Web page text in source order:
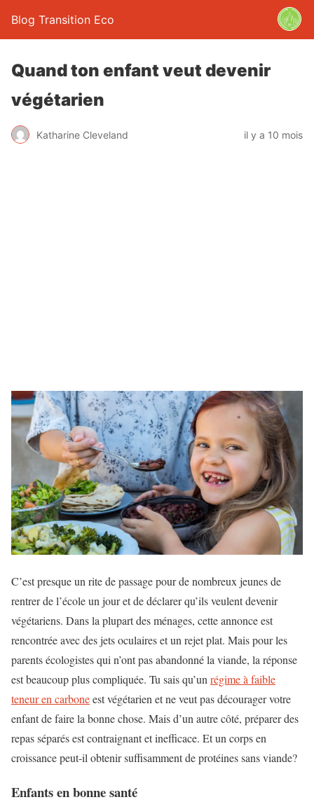
Blog Transition Eco
Quand ton enfant veut devenir
végétarien
Katharine Cleveland il y a 10 mois
C’est presque un rite de passage pour de nombreux jeunes de
rentrer de l’école un jour et de déclarer qu’ils veulent devenir
végétariens. Dans la plupart des ménages, cette annonce est
rencontrée avec des jets oculaires et un rejet plat. Mais pour les
parents écologistes qui n’ont pas abandonné la viande, la réponse
est beaucoup plus compliquée. Tu sais qu’un régime à faible
teneur en carboneest végétarien et ne veut pas décourager votre
enfant de faire la bonne chose. Mais d’un autre côté, préparer des
repas séparés est contraignant et inefficace. Et un corps en
croissance peut-il obtenir suffisamment de protéines sans viande?
Enfants en bonne santé